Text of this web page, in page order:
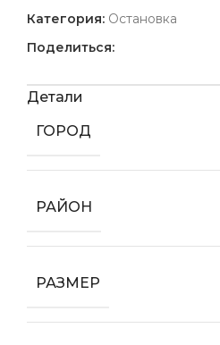
Категория: Остановка
Поделиться:
Детали
ГОРОД
РАЙОН
РАЗМЕР